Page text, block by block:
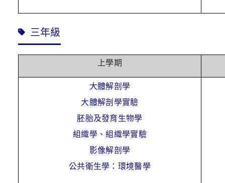
三年級
上學期
大體解剖學
大體解剖學實驗
胚胎及發育生物學
組織學 、組織學實驗
影像解剖學
公共衛生學：環境醫學